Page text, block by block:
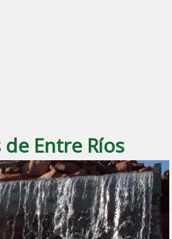
Entre Ríos